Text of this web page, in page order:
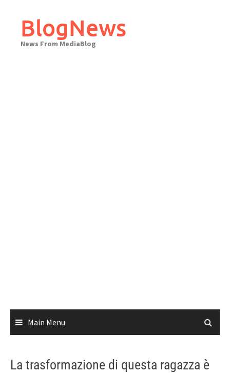
contentBlogNews
News From MediaBlog
Main Menu
La trasformazione di questa ragazza è